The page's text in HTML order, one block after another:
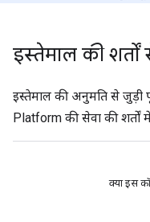
इस्तेमाल की शर्तों
इस्तेमाल की अनुमति से जुड़ी
Platform की सेवा की शर्तों
क्या इस